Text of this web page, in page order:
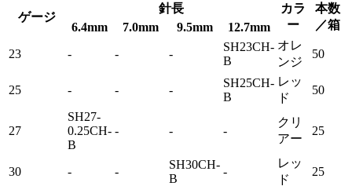
ゲージ
針長
カラ
ー
本数
／箱
6.4mm 7.0mm 9.5mm
12.7mm
23
- - -
SH23CH-
B
オレ
ンジ
50
25 - - -
SH25CH-
B
レッ
ド
50
27
SH27-
0.25CH-
B
- - -
クリ
アー
25
30 - -
SH30CH-
B
-
レッ
ド
25